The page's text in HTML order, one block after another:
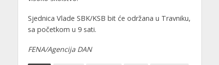
Sjednica Vlade SBK/KSB bit će održana u Travniku,
sa početkom u 9 sati.
FENA/Agencija DAN